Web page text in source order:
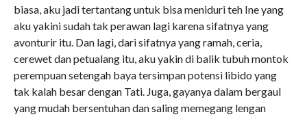
biasa, aku jadi tertantang untuk bisa meniduri teh Ine yang
aku yakini sudah tak perawan lagi karena sifatnya yang
avonturir itu. Dan lagi, dari sifatnya yang ramah, ceria,
cerewet dan petualang itu, aku yakin di balik tubuh montok
perempuan setengah baya tersimpan potensi libido yang
tak kalah besar dengan Tati. Juga, gayanya dalam bergaul
yang mudah bersentuhan dan saling memegang lengan